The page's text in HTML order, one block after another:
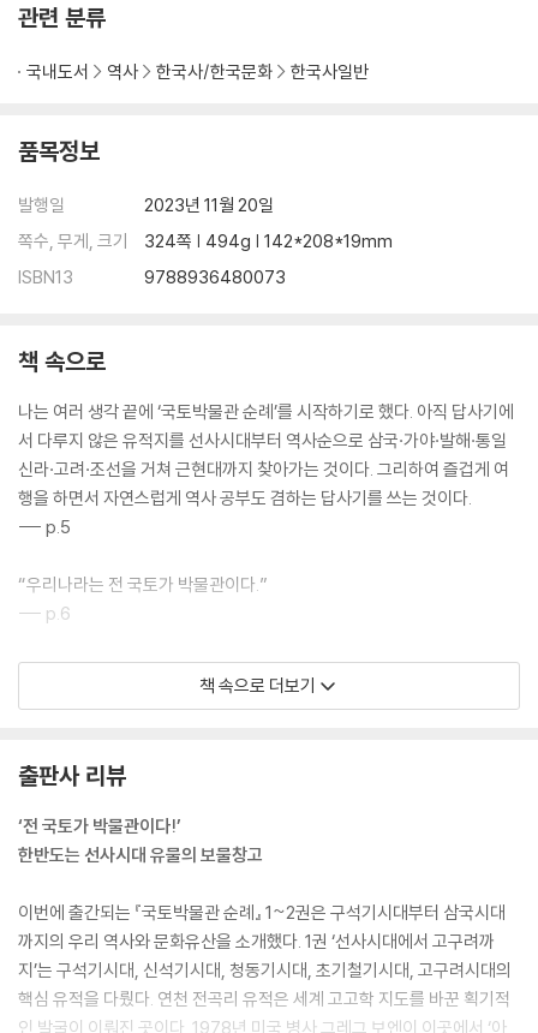
관련 분류
국내도서 역사 한국사/한국문화 한국사일반
품목정보
발행일
2023년 11월 20일
쪽수, 무게, 크기
324쪽 | 494g | 142*208*19mm
ISBN13
9788936480073
책 속으로
나는 여러 생각 끝에 ‘국토박물관 순례’를 시작하기로 했다. 아직 답사기에
서 다루지 않은 유적지를 선사시대부터 역사순으로 삼국·가야·발해·통일
신라·고려·조선을 거쳐 근현대까지 찾아가는 것이다. 그리하여 즐겁게 여
행을 하면서 자연스럽게 역사 공부도 겸하는 답사기를 쓰는 것이다.
--- p.5
“우리나라는 전 국토가 박물관이다.”
--- p.6
전곡선사박물관에 와서 원시인의 화석으로 복원된 인류 진화의 모습을 일
별하노라면 누구든 오늘날 우리가 있기까지의 긴 여정에 대한 무언가의 상
--- p.42~43
순간, 국경선에 대한 나의 상상은 여지없이 무너져내렸다. 우리는 무의식
곳으로 생각하고 있다. 동해는 국경선도 아닌데 철조망이 있지 않은가. 그
러나 단동에는 그런 국경의 장치나 국방의 긴장이 어디에도 없었다.
--- p.205~206
호텔로 돌아온 그날 밤, 신경림 시인은 오늘은 바둑 두지 말고 압록강을 시
책 속으로 더보기
출판사 리뷰
‘전 국토가 박물관이다!’
한반도는 선사시대 유물의 보물창고
이번에 출간되는 『국토박물관 순례』 1~2권은 구석기시대부터 삼국시대
까지의 우리 역사와 문화유산을 소개했다. 1권 ‘선사시대에서 고구려까
지’는 구석기시대, 신석기시대, 청동기시대, 초기철기시대, 고구려시대의
핵심 유적을 다뤘다. 연천 전곡리 유적은 세계 고고학 지도를 바꾼 획기적
인 발굴이 이뤄진 곳이다. 1978년 미국 병사 그레그 보엔이 이곳에서 ‘아